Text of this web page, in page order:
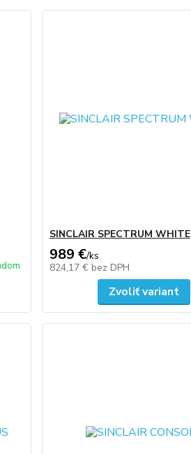
SINCLAIR SPECTRUM WHITE
989 €/ks
824,17 € bez DPH
Zvoliť variant